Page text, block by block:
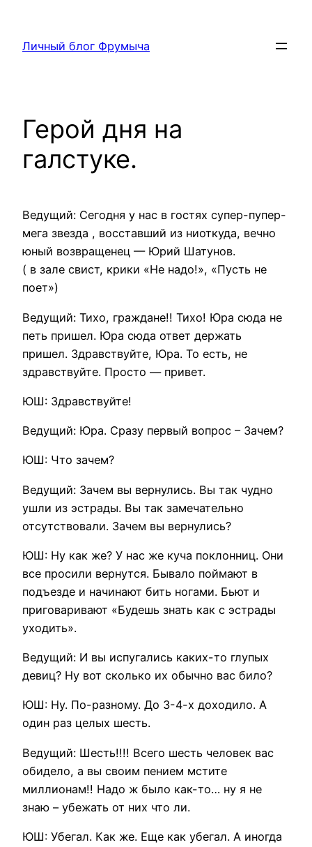
содержимому
Личный блог Фрумыча
Герой дня на
галстуке.
Ведущий: Сегодня у нас в гостях супер-пупер-
мега звезда , восставший из ниоткуда, вечно
юный возвращенец — Юрий Шатунов.
( в зале свист, крики «Не надо!», «Пусть не
поет»)
Ведущий: Тихо, граждане!! Тихо! Юра сюда не
петь пришел. Юра сюда ответ держать
пришел. Здравствуйте, Юра. То есть, не
здравствуйте. Просто — привет.
ЮШ: Здравствуйте!
Ведущий: Юра. Сразу первый вопрос – Зачем?
ЮШ: Что зачем?
Ведущий: Зачем вы вернулись. Вы так чудно
ушли из эстрады. Вы так замечательно
отсутствовали. Зачем вы вернулись?
ЮШ: Ну как же? У нас же куча поклонниц. Они
все просили вернутся. Бывало поймают в
подъезде и начинают бить ногами. Бьют и
приговаривают «Будешь знать как с эстрады
уходить».
Ведущий: И вы испугались каких-то глупых
девиц? Ну вот сколько их обычно вас било?
ЮШ: Ну. По-разному. До 3-4-х доходило. А
один раз целых шесть.
Ведущий: Шесть!!!! Всего шесть человек вас
обидело, а вы своим пением мстите
миллионам!! Надо ж было как-то… ну я не
знаю – убежать от них что ли.
ЮШ: Убегал. Как же. Еще как убегал. А иногда